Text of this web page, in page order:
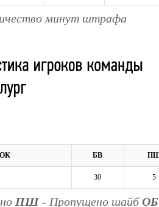
минут штрафа
БВ
30 5
ПШ - Пропущено шайб ОБ